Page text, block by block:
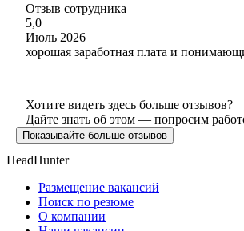
Отзыв сотрудника
5,0
Июль 2026
хорошая заработная плата и
Хотите видеть здесь больше отзывов?
Дайте знать об этом — попросим
Показывайте больше отзывов
HeadHunter
Размещение вакансий
Поиск по резюме
О компании